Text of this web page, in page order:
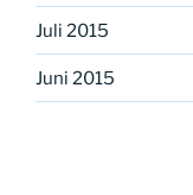
Juli 2015
Juni 2015